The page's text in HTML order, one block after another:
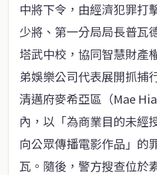
中將下令，由經濟犯罪打
少將、第一分局局長普瓦
塔武中校，協同智慧財產
弟娛樂公司代表展開抓捕
清邁府麥希亞區（Mae
內，以「為商業目的未經
向公眾傳播電影作品」的
瓦。隨後，警方搜查位於